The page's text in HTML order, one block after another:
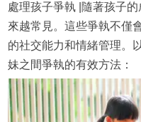
處理孩子爭執 |隨著孩子
來越常見。這些爭執不僅
的社交能力和情緒管理。
妹之間爭執的有效方法：